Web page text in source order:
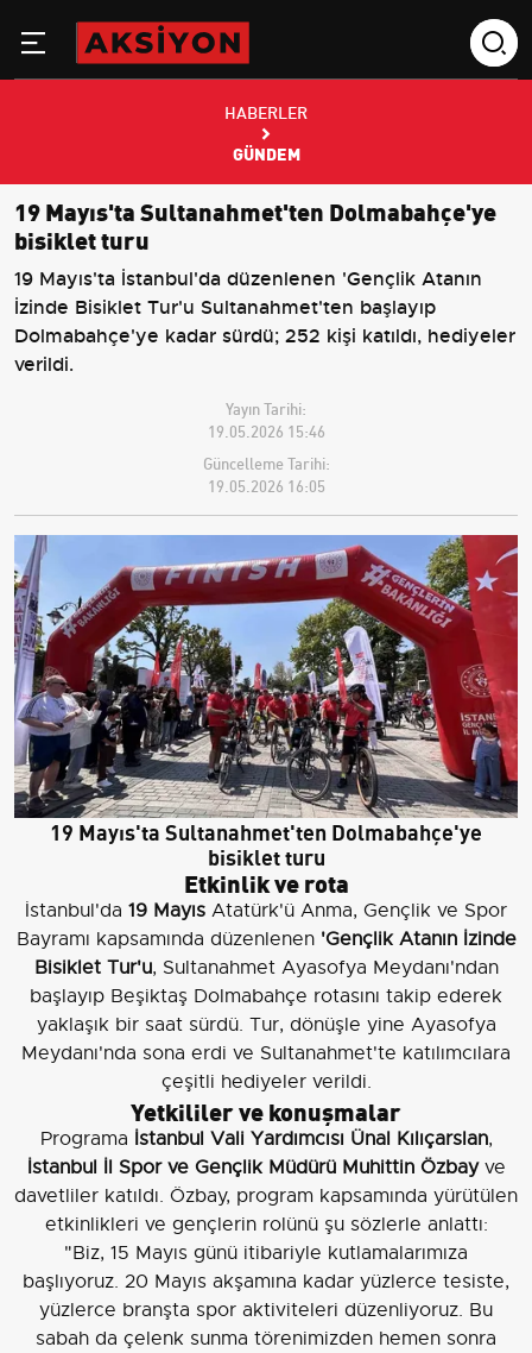
HABERLER
GÜNDEM
19 Mayıs'ta Sultanahmet'ten Dolmabahçe'ye
bisiklet turu
19 Mayıs'ta İstanbul'da düzenlenen 'Gençlik Atanın
İzinde Bisiklet Tur'u Sultanahmet'ten başlayıp
Dolmabahçe'ye kadar sürdü; 252 kişi katıldı, hediyeler
verildi.
Yayın Tarihi:
19.05.2026 15:46
Güncelleme Tarihi:
19.05.2026 16:05
19 Mayıs'ta Sultanahmet'ten Dolmabahçe'ye
bisiklet turu
Etkinlik ve rota
İstanbul'da 19 Mayıs Atatürk'ü Anma, Gençlik ve Spor
Bayramı kapsamında düzenlenen 'Gençlik Atanın İzinde
Bisiklet Tur'u, Sultanahmet Ayasofya Meydanı'ndan
başlayıp Beşiktaş Dolmabahçe rotasını takip ederek
yaklaşık bir saat sürdü. Tur, dönüşle yine Ayasofya
Meydanı'nda sona erdi ve Sultanahmet'te katılımcılara
çeşitli hediyeler verildi.
Yetkililer ve konuşmalar
Programa İstanbul Vali Yardımcısı Ünal Kılıçarslan,
İstanbul İl Spor ve Gençlik Müdürü Muhittin Özbayve
davetliler katıldı. Özbay, program kapsamında yürütülen
etkinlikleri ve gençlerin rolünü şu sözlerle anlattı:
"Biz, 15 Mayıs günü itibariyle kutlamalarımıza
başlıyoruz. 20 Mayıs akşamına kadar yüzlerce tesiste,
yüzlerce branşta spor aktiviteleri düzenliyoruz. Bu
sabah da çelenk sunma törenimizden hemen sonra